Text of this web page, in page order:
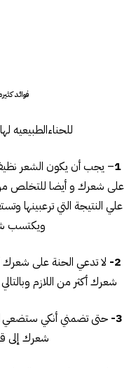
فوائد
للحناءالطبيعيه
1– يجب أن يكون الشعر نظيفا
على شعرك و أيضا للتخلص
علي النتيجة التي ترعبينها
ويكتسب
2-
شعرك أكثر من اللازم
3- حتى تضمني أنكي ستضعي
شعرك إلى